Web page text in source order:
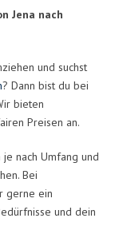
Jena nach
und suchst
? Dann bist du bei
bieten
Preisen an.
nach Umfang und
Bei
gerne ein
und dein